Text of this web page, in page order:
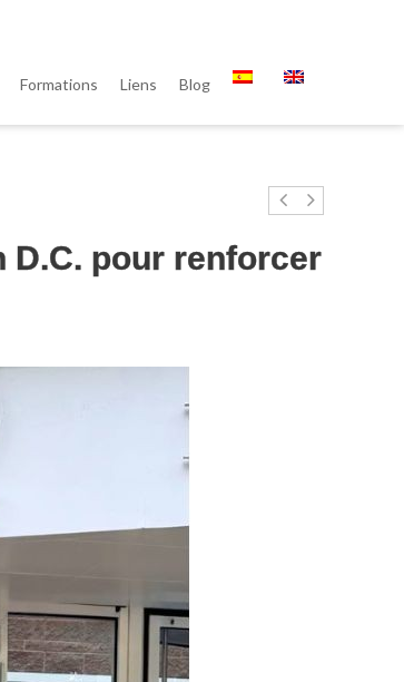
Formations Liens Blog
D.C. pour renforcer